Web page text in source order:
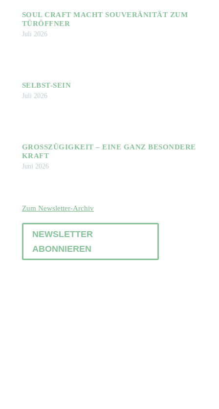
SOUL CRAFT MACHT SOUVERÄNITÄT ZUM
TÜRÖFFNER
Juli 2026
SELBST-SEIN
Juli 2026
GROSSZÜGIGKEIT – EINE GANZ BESONDERE K
RAFT
Juni 2026
Zum Newsletter-Archiv
NEWSLETTER
ABONNIEREN